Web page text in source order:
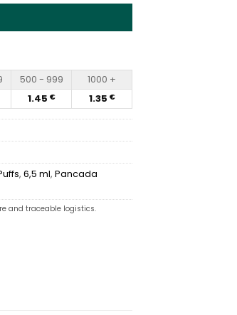
500 - 999
1000 +
1.45 € 1.35 €
, 6,5 ml, Pancada
and traceable logistics.